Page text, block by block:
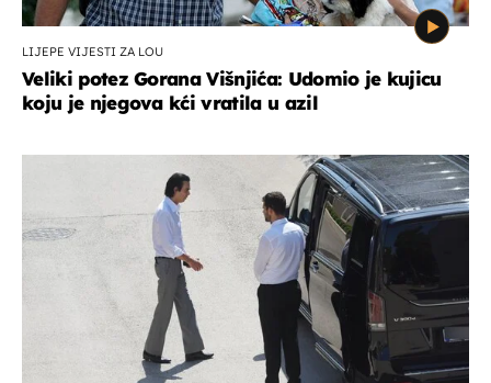
LIJEPE VIJESTI ZA LOU
Veliki potez Gorana Višnjića: Udomio je kujicu
koju je njegova kći vratila u azil